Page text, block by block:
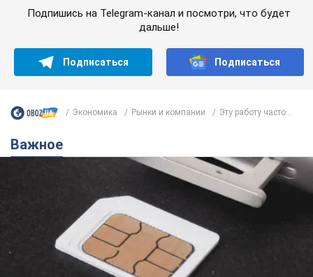
Подпишись на Telegram-канал и посмотри, что будет
дальше!
Подписаться Подписаться
Экономика Рынки и компании Эту работу часто...
Важное